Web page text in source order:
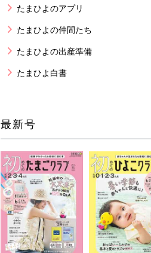
たまひよのアプリ
たまひよの仲間たち
たまひよの出産準備
たまひよ白書
最新号